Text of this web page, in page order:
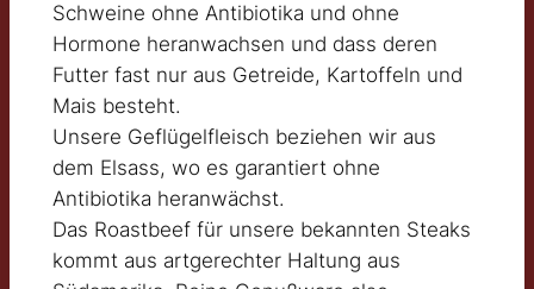
Schweine ohne Antibiotika und ohne
Hormone heranwachsen und dass deren
Futter fast nur aus Getreide, Kartoffeln und
Mais besteht.
Unsere Geflügelfleisch beziehen wir aus
dem Elsass, wo es garantiert ohne
Antibiotika heranwächst.
Das Roastbeef für unsere bekannten Steaks
kommt aus artgerechter Haltung aus